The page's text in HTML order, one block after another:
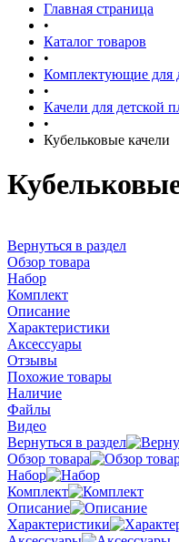
Главная страница
•
Каталог товаров
•
Комплектующие для
•
Качели для детской
•
Кубельковые качели
Вернуться в раздел
Обзор товара
Набор
Комплект
Описание
Характеристики
Аксессуары
Отзывы
Похожие товары
Наличие
Файлы
Видео
Вернуться в раздел
Обзор товара
Набор
Комплект
Описание
Характеристики